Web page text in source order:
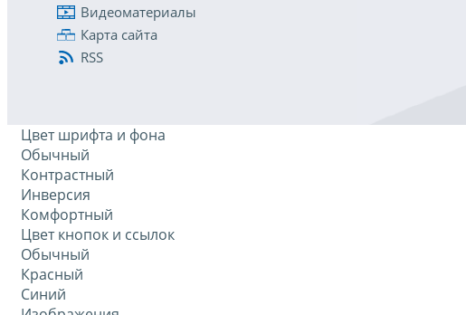
Видеоматериалы
Карта сайта
RSS
Цвет шрифта и фона
Обычный
Контрастный
Инверсия
Комфортный
Цвет кнопок и ссылок
Обычный
Красный
Синий